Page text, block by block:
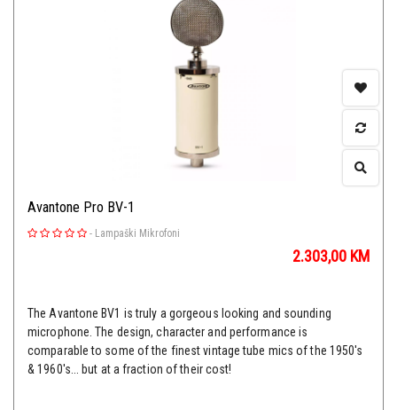
Avantone Pro BV-1
- Lampaški Mikrofoni
2.303,00 KM
The Avantone BV1 is truly a gorgeous looking and sounding
microphone. The design, character and performance is
comparable to some of the finest vintage tube mics of the 1950's
& 1960's... but at a fraction of their cost!